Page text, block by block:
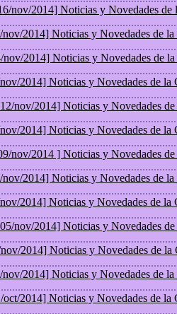
nov/2014] Noticias y Novedades de
nov/2014] Noticias y Novedades de
nov/2014] Noticias y Novedades de
2014] Noticias y Novedades de la
nov/2014] Noticias y Novedades
2014] Noticias y Novedades de la
nov/2014 ] Noticias y Novedades
nov/2014] Noticias y Novedades de
2014] Noticias y Novedades de la
nov/2014] Noticias y Novedades
2014] Noticias y Novedades de la
nov/2014] Noticias y Novedades de
oct/2014] Noticias y Novedades de la